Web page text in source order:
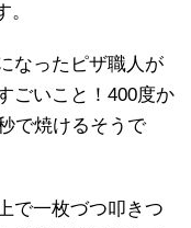
。
なったピザ職人が
ごいこと！400度か
で焼けるそうで
で一枚づつ叩きつ